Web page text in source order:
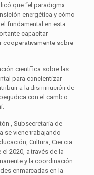
que “el paradigma
energética y cómo
fundamental en esta
capacitar
cooperativamente sobre
científica sobre las
para concientizar
a la disminución de
con el cambio
, Subsecretaria de
se viene trabajando
Cultura, Ciencia
2020, a través de la
y la coordinación
enmarcadas en la